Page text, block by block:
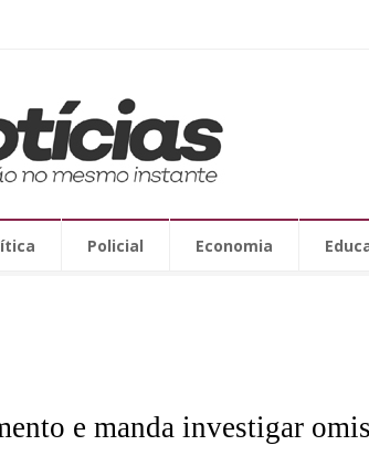
Policial Economia
e manda investigar